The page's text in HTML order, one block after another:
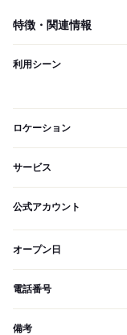
特徴・関連情報
利用シーン
ロケーション
サービス
公式アカウント
オープン日
電話番号
備考